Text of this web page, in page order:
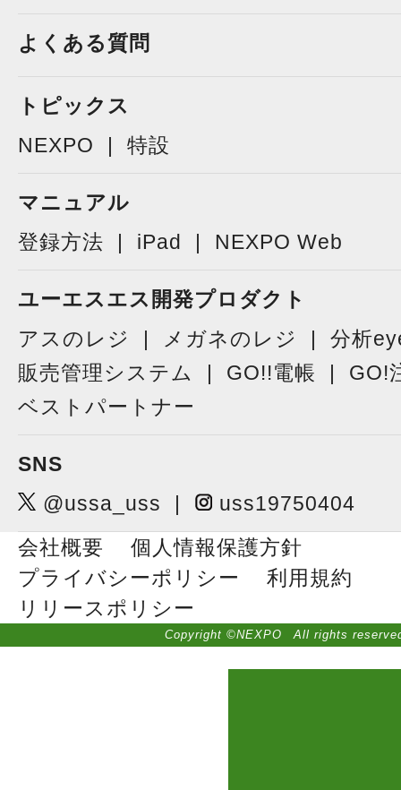
よくある質問
トピックス
NEXPO
特設
マニュアル
登録方法
iPad NEXPO Web
ユーエスエス開発プロダクト
アスのレジ
メガネのレジ
分析
販売管理システム
GO!!電帳
GO!
ベストパートナー
SNS
@ussa_uss
uss19750404
会社概要
個人情報保護方針
プライバシーポリシー
利用規約
リリースポリシー
Copyright ©NEXPO All rights